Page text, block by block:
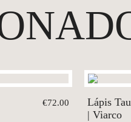
€72.00
Lápis
| Viarco